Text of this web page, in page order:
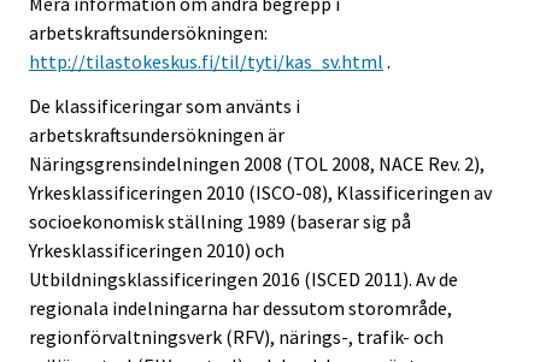
arbetskraftsundersökningen:
http://tilastokeskus.fi/til/tyti/kas_sv.html .
De klassificeringar som använts i
arbetskraftsundersökningen är
Näringsgrensindelningen 2008 (TOL 2008, NACE Rev. 2),
Yrkesklassificeringen 2010 (ISCO-08), Klassificeringen av
socioekonomisk ställning 1989 (baserar sig på
Yrkesklassificeringen 2010) och
Utbildningsklassificeringen 2016 (ISCED 2011). Av de
regionala indelningarna har dessutom storområde,
regionförvaltningsverk (RFV), närings-, trafik- och